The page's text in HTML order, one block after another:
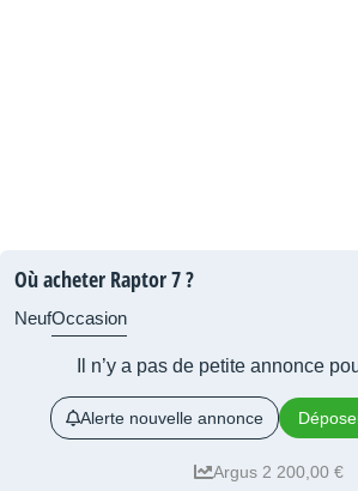
Où acheter Raptor 7 ?
NeufOccasion
Il n’y a pas de petite annonce
Alerte nouvelle annonce
Argus 2 200,00 €